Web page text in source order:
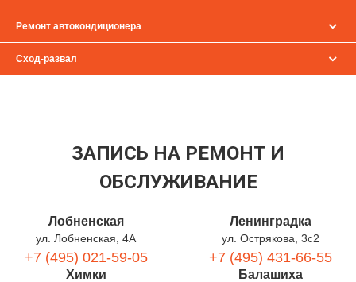
Ремонт автокондиционера
Сход-развал
ЗАПИСЬ НА РЕМОНТ И
ОБСЛУЖИВАНИЕ
Лобненская
ул. Лобненская, 4А
+7 (495) 021-59-05
Ленинградка
ул. Острякова, 3с2
+7 (495) 431-66-55
Химки Балашиха